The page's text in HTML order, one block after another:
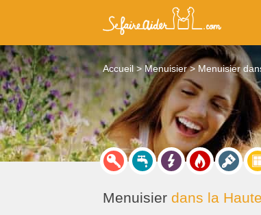
Accueil Menuisier Menuisier
Menuisier dans la